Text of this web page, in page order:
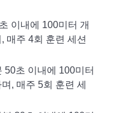
이내에 100미터 개
매주 4회 훈련 세션
50초 이내에 100미터
, 매주 5회 훈련 세